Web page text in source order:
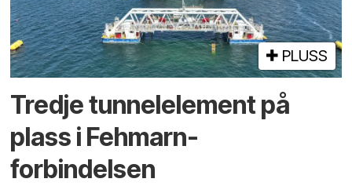
PLUSS
Tredje tunnel­element på
plass i Fehmarn-
forbindelsen